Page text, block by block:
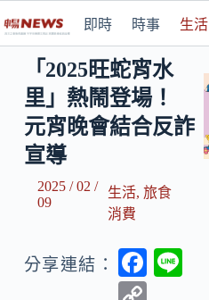
即時 時事 生活
「2025旺蛇宵水
里」熱鬧登場！
元宵晚會結合反詐
宣導
2025 / 02 /
09
生活, 旅食
消費
分享連結：
F